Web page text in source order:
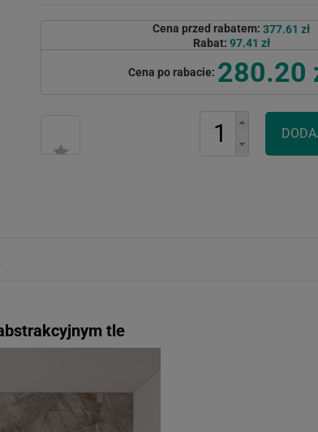
Cena przed rabatem: 377.61 zł
Rabat: 97.41 zł
Cena po rabacie: 280.20
tle